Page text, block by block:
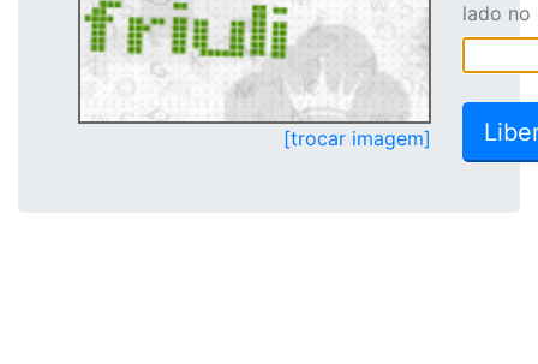
[trocar imagem]
lado no